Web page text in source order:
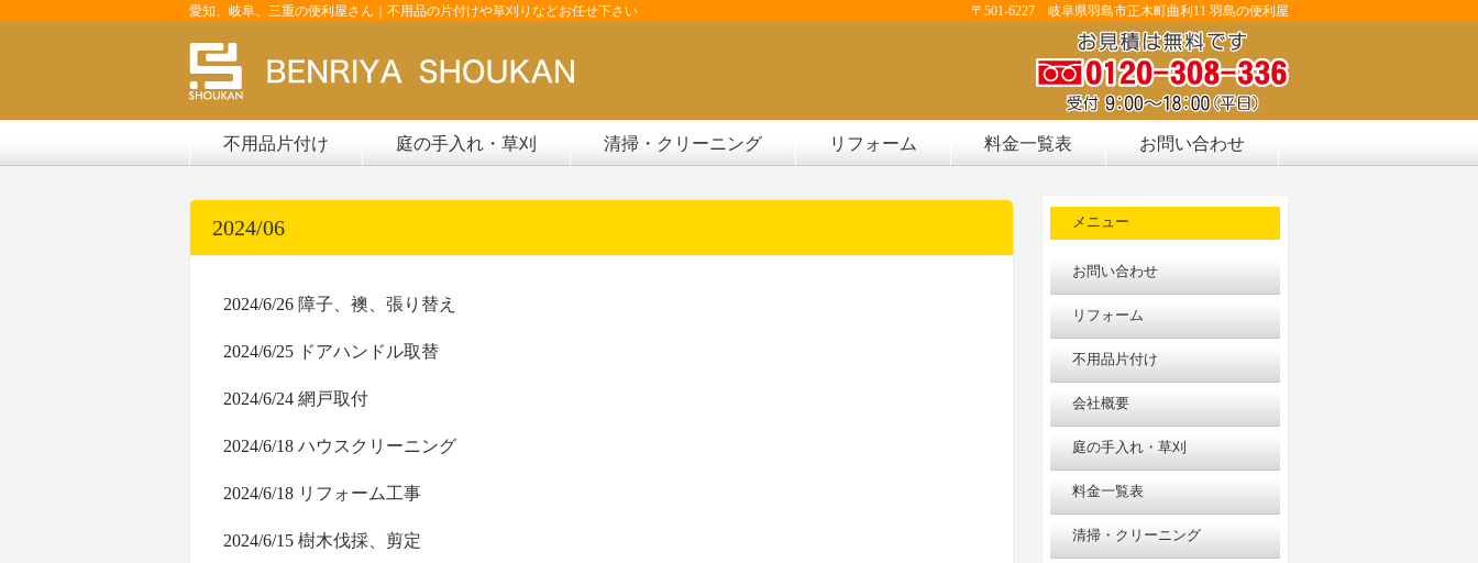
愛知、岐阜、三重の便利屋さん｜不用品の片付けや草刈りなどお任せ下さい 〒501-6227 岐阜県羽島市正木町曲利11 羽島の便利屋
不用品片付け 庭の手入れ・草刈 清掃・クリーニング リフォーム 料金一覧表 お問い合わせ
2024/06
2024/6/26 障子、襖、張り替え
2024/6/25 ドアハンドル取替
2024/6/24 網戸取付
2024/6/18 ハウスクリーニング
2024/6/18 リフォーム工事
2024/6/15 樹木伐採、剪定
メニュー
お問い合わせ
リフォーム
不用品片付け
会社概要
庭の手入れ・草刈
料金一覧表
清掃・クリーニング